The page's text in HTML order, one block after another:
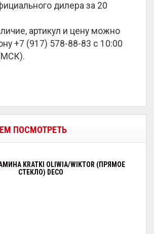
дилера за 20
артикул и цену можно
+7 (917) 578-88-83 с 10:00
ПОСМОТРЕТЬ
KRATKI OLIWIA/WIKTOR (ПРЯМОЕ
СТЕКЛО) DECO